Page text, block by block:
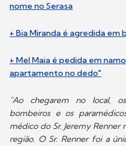
nome no Serasa
+ Bia Miranda é agredida em
+ Mel Maia é pedida em
apartamento no dedo"
"Ao chegarem no local,
bombeiros e os
médico do Sr. Jeremy
região. O Sr. Renner foi a